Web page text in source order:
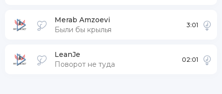
Merab Amzoevi
Были бы крылья
3:01
LeanJe
Поворот не туда
02:01